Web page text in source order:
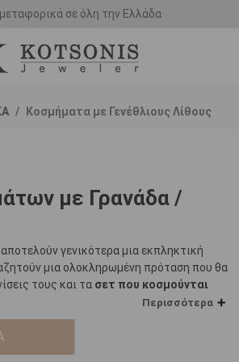
σε όλη την Ελλάδα
Κοσμήματα με Γενέθλιους Λίθους
με Γρανάδα /
αποτελούν γενικότερα μια εκπληκτική
μια ολοκληρωμένη πρόταση που θα
τους και τα σετ που κοσμούνται
μια περίοπτη θέση στη συγκεκριμένη
παράδοση και τα αρχαία αναγνώσματα,
Περισσότερα